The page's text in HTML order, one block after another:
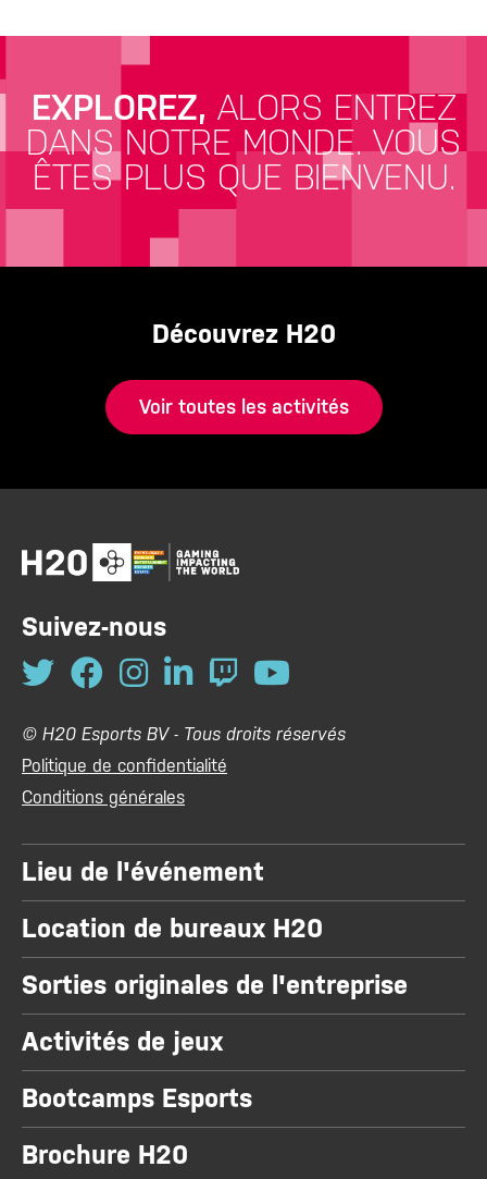
EXPLOREZ, ALORS ENTREZ
DANS NOTRE MONDE.VOUS
ÊTES PLUS QUE BIENVENU.
Découvrez H20
Voir toutes les activités
Suivez-nous
© H20 Esports BV - Tous droits réservés
Politique de confidentialité
Conditions générales
Lieu de l'événement
Location de bureaux H20
Sorties originales de l'entreprise
Activités de jeux
Bootcamps Esports
Brochure H20